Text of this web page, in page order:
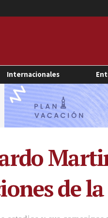
Internacionales
de